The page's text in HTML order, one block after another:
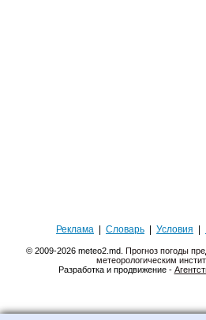
Реклама Словарь Условия
© 2009-2026 meteo2.md. Прогноз погоды
метеорологическим
Разработка и продвижение -